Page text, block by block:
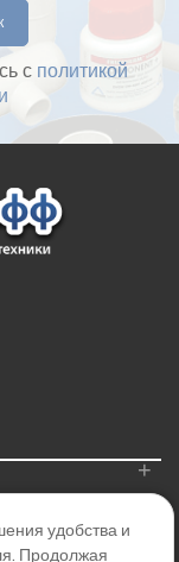
с политикой
+
удобства и
Продолжая